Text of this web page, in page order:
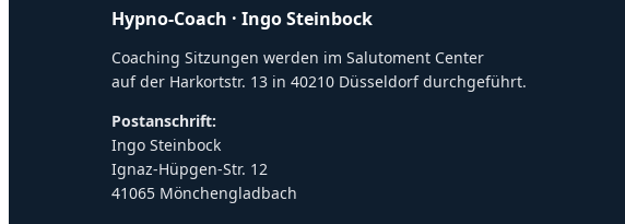
Hypno-Coach · Ingo Steinbock
Coaching Sitzungen werden im Salutoment Center
auf der Harkortstr. 13 in 40210 Düsseldorf durchgeführt.
Postanschrift:
Ingo Steinbock
Ignaz-Hüpgen-Str. 12
41065 Mönchengladbach